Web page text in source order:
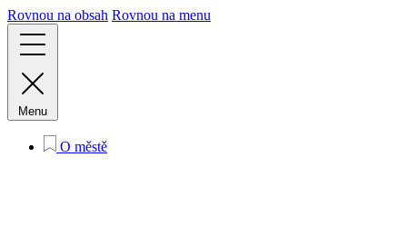
Rovnou na obsah Rovnou na menu
Menu
O městě